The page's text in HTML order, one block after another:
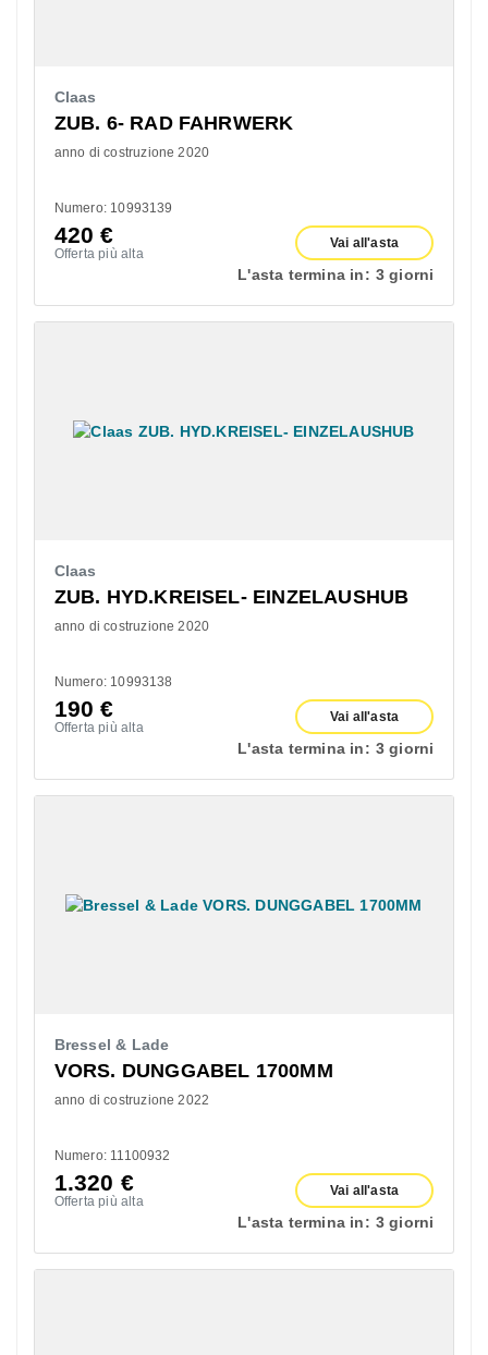
Claas
ZUB. 6- RAD FAHRWERK
anno di costruzione 2020
Numero: 10993139
420€
Offerta più alta
Vai all'asta
L'asta termina in: 3 giorni
Claas
ZUB. HYD.KREISEL- EINZELAUSHUB
anno di costruzione 2020
Numero: 10993138
190€
Offerta più alta
Vai all'asta
L'asta termina in: 3 giorni
Bressel & Lade
VORS. DUNGGABEL 1700MM
anno di costruzione 2022
Numero: 11100932
1.320 €
Offerta più alta
Vai all'asta
L'asta termina in: 3 giorni